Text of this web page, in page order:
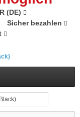
(DE)
Sicher bezahlen